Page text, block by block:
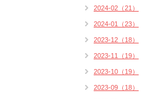
2024-02（21）
2024-01（23）
2023-12（18）
2023-11（19）
2023-10（19）
2023-09（18）